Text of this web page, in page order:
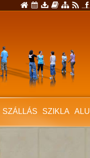
SZÁLLÁS SZIKLA